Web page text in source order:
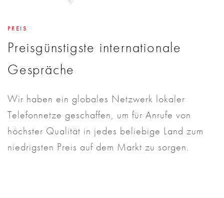
PREIS
Preisgünstigste internationale
Gespräche
Wir haben ein globales Netzwerk lokaler
Telefonnetze geschaffen, um für Anrufe von
höchster Qualität in jedes beliebige Land zum
niedrigsten Preis auf dem Markt zu sorgen.